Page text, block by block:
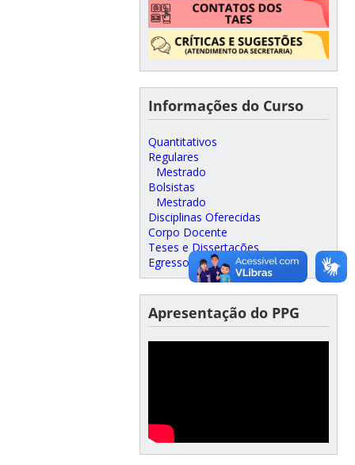
Informações do Curso
Quantitativos
Regulares
Mestrado
Bolsistas
Mestrado
Disciplinas Oferecidas
Corpo Docente
Teses e Dissertações
Egressos
Apresentação do PPG